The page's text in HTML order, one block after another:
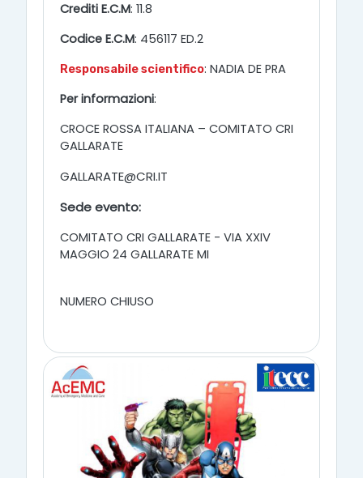
Crediti E.C.M: 11.8
Codice E.C.M: 456117 ED.2
Responsabile scientifico: NADIA DE PRA
Per informazioni:
CROCE ROSSA ITALIANA – COMITATO CRI
GALLARATE
GALLARATE@CRI.IT
Sede evento:
COMITATO CRI GALLARATE - VIA XXIV
MAGGIO 24 GALLARATE MI
NUMERO CHIUSO